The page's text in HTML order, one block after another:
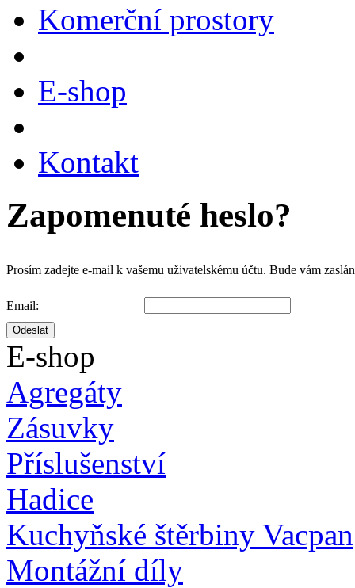
Komerční prostory
E-shop
Kontakt
Zapomenuté heslo?
Prosím zadejte e-mail k vašemu uživatelskému účtu. Bude vám
Email:
Odeslat
E-shop
Agregáty
Zásuvky
Příslušenství
Hadice
Kuchyňské štěrbiny Vacpan
Montážní díly